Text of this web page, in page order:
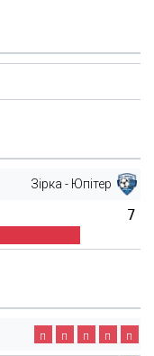
Зірка - Юпітер
7
п п п п п